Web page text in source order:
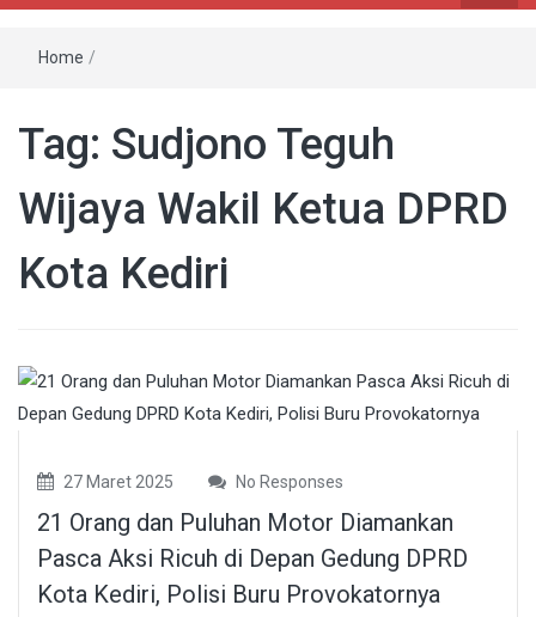
Home /
Tag: Sudjono Teguh
Wijaya Wakil Ketua DPRD
Kota Kediri
27 Maret 2025 No Responses
21 Orang dan Puluhan Motor Diamankan
Pasca Aksi Ricuh di Depan Gedung DPRD
Kota Kediri, Polisi Buru Provokatornya